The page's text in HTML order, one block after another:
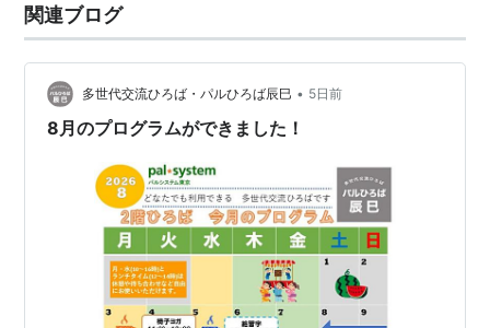
関連ブログ
多世代交流ひろば・パルひろば辰巳 • 5日前
8月のプログラムができました！